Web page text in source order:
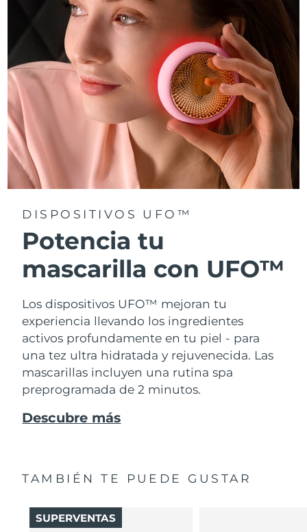
DISPOSITIVOS UFO™
Potencia tu
mascarilla con UFO™
Los dispositivos UFO™ mejoran tu
experiencia llevando los ingredientes
activos profundamente en tu piel - para
una tez ultra hidratada y rejuvenecida. Las
mascarillas incluyen una rutina spa
preprogramada de 2 minutos.
Descubre más
TAMBIÉN TE PUEDE GUSTAR
SUPERVENTAS
Entrega prevista
Emiratos Árabes
Unidos
Entrega prevista8/11/26
Reino Unido Entrega prevista8/10/26
Estados Unidos Entrega prevista 8/11/26
Uzbekistán Entrega prevista8/15/26